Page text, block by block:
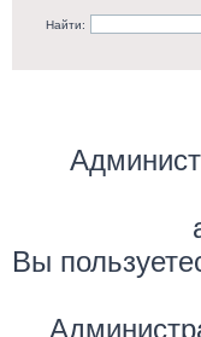
Найти:
Вы